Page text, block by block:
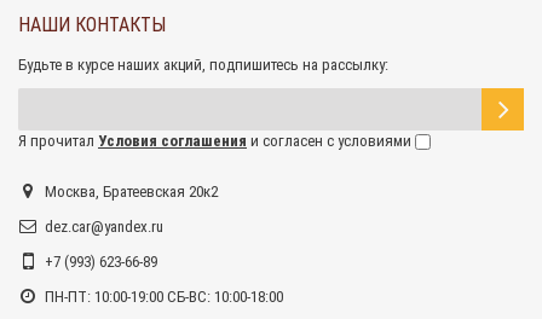
НАШИ КОНТАКТЫ
Будьте в курсе наших акций, подпишитесь на рассылку:
Я прочитал Условия соглашения и согласен с условиями
Москва, Братеевская 20к2
dez.car@yandex.ru
+7 (993) 623-66-89
ПН-ПТ: 10:00-19:00 СБ-ВС: 10:00-18:00